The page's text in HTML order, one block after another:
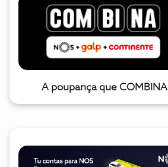
A poupança que COMBINA